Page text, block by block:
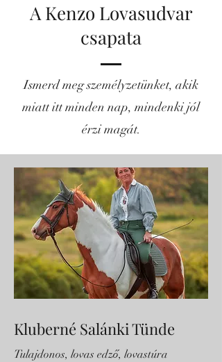
A Kenzo Lovasudvar
csapata
Ismerd meg személyzetünket, akik
miatt itt minden nap, mindenki jól
érzi magát.
Kluberné Salánki Tünde
Tulajdonos, lovas edző, lovastúra